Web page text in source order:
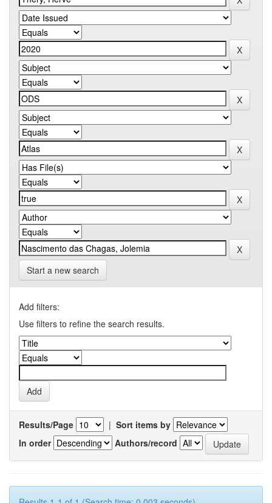
Start a new search
Add filters:
Use filters to refine the search results.
Results/Page | Sort items by
In order
Authors/record